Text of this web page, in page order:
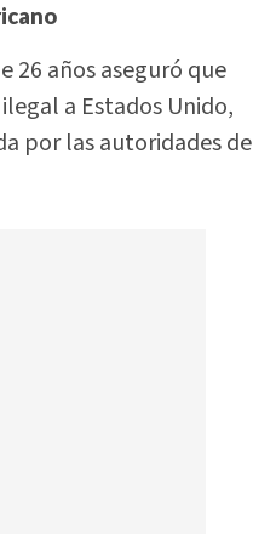
26 años aseguró que
a Estados Unido,
por las autoridades de